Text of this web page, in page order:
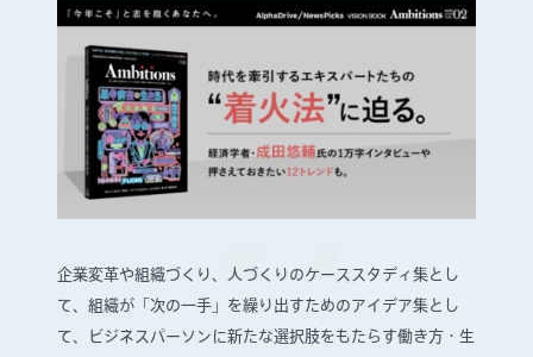
企業変革や組織づくり、人づくりのケーススタディ集とし
て、組織が「次の一手」を繰り出すためのアイデア集とし
て、ビジネスパーソンに新たな選択肢をもたらす働き方・生